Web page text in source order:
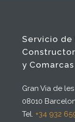
Servicio de
y Comarcas
Gran Via de
08010
Tel. +34 932